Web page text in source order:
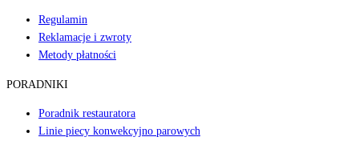
Regulamin
Reklamacje i zwroty
Metody płatności
PORADNIKI
Poradnik restauratora
Linie piecy konwekcyjno parowych